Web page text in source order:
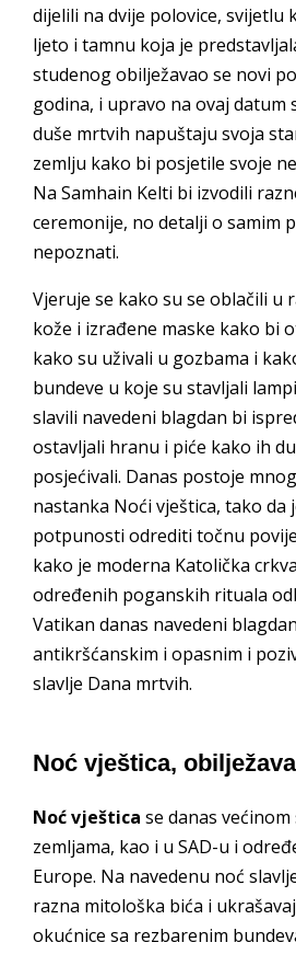
dijelili na dvije polovice, svijetlu
ljeto i tamnu koja je
studenog obilježavao se novi
godina, i upravo na ovaj datum
duše mrtvih napuštaju svoja
zemlju kako bi posjetile svoje
Na Samhain Kelti bi izvodili
ceremonije, no detalji o samim
nepoznati.
Vjeruje se kako su se oblačili u
kože i izrađene maske kako bi
kako su uživali u gozbama i
bundeve u koje su stavljali
slavili navedeni blagdan bi
ostavljali hranu i piće kako ih
posjećivali. Danas postoje
nastanka Noći vještica, tako da
potpunosti odrediti točnu
kako je moderna Katolička
određenih poganskih rituala
Vatikan danas navedeni
antikršćanskim i opasnim i
slavlje Dana mrtvih.
Noć vještica,
Noć vještica se danas
zemljama, kao i u SAD-u i
Europe. Na navedenu noć
razna mitološka bića i
okućnice sa rezbarenim